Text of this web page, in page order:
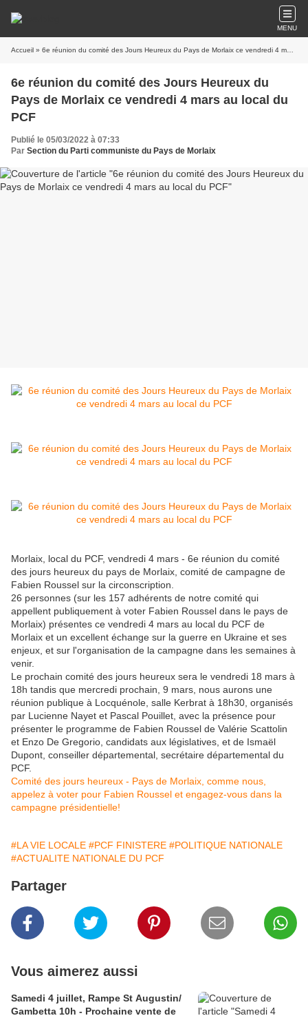
MENU
Accueil » 6e réunion du comité des Jours Heureux du Pays de Morlaix ce vendredi 4 mars au local du PCF
6e réunion du comité des Jours Heureux du
Pays de Morlaix ce vendredi 4 mars au local du
PCF
Publié le 05/03/2022 à 07:33
Par Section du Parti communiste du Pays de Morlaix
Morlaix, local du PCF, vendredi 4 mars - 6e réunion du comité
des jours heureux du pays de Morlaix, comité de campagne de
Fabien Roussel sur la circonscription.
26 personnes (sur les 157 adhérents de notre comité qui
appellent publiquement à voter Fabien Roussel dans le pays de
Morlaix) présentes ce vendredi 4 mars au local du PCF de
Morlaix et un excellent échange sur la guerre en Ukraine et ses
enjeux, et sur l'organisation de la campagne dans les semaines à
venir.
Le prochain comité des jours heureux sera le vendredi 18 mars à
18h tandis que mercredi prochain, 9 mars, nous aurons une
réunion publique à Locquénole, salle Kerbrat à 18h30, organisés
par Lucienne Nayet et Pascal Pouillet, avec la présence pour
présenter le programme de Fabien Roussel de Valérie Scattolin
et Enzo De Gregorio, candidats aux législatives, et de Ismaël
Dupont, conseiller départemental, secrétaire départemental du
PCF.
Comité des jours heureux - Pays de Morlaix, comme nous,
appelez à voter pour Fabien Roussel et engagez-vous dans la
campagne présidentielle!
#LA VIE LOCALE #PCF FINISTERE #POLITIQUE NATIONALE
#ACTUALITE NATIONALE DU PCF
Partager
Vous aimerez aussi
Samedi 4 juillet, Rampe St Augustin/
Gambetta 10h - Prochaine vente de